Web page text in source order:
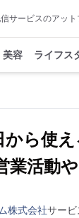
サービスのアット
美容 ライフス
から使
業活動
株式会社サービ